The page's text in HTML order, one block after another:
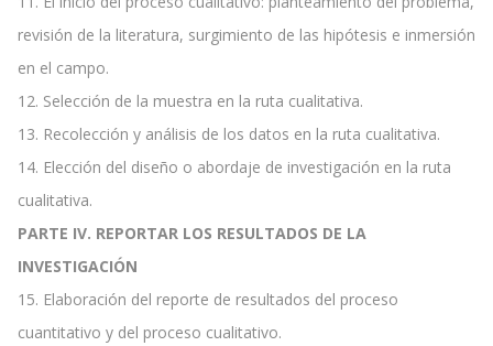
revisión de la literatura, surgimiento de las hipótesis e inmersión
en el campo.
12. Selección de la muestra en la ruta cualitativa.
13. Recolección y análisis de los datos en la ruta cualitativa.
14. Elección del diseño o abordaje de investigación en la ruta
cualitativa.
PARTE IV. REPORTAR LOS RESULTADOS DE LA
INVESTIGACIÓN
15. Elaboración del reporte de resultados del proceso
cuantitativo y del proceso cualitativo.